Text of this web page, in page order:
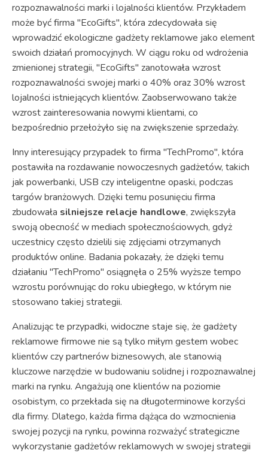
rozpoznawalności marki i lojalności klientów. Przykładem
może być firma "EcoGifts", która zdecydowała się
wprowadzić ekologiczne gadżety reklamowe jako element
swoich działań promocyjnych. W ciągu roku od wdrożenia
zmienionej strategii, "EcoGifts" zanotowała wzrost
rozpoznawalności swojej marki o 40% oraz 30% wzrost
lojalności istniejących klientów. Zaobserwowano także
wzrost zainteresowania nowymi klientami, co
bezpośrednio przełożyło się na zwiększenie sprzedaży.
Inny interesujący przypadek to firma "TechPromo", która
postawiła na rozdawanie nowoczesnych gadżetów, takich
jak powerbanki, USB czy inteligentne opaski, podczas
targów branżowych. Dzięki temu posunięciu firma
zbudowała silniejsze relacje handlowe, zwiększyła
swoją obecność w mediach społecznościowych, gdyż
uczestnicy często dzielili się zdjęciami otrzymanych
produktów online. Badania pokazały, że dzięki temu
działaniu "TechPromo" osiągnęła o 25% wyższe tempo
wzrostu porównując do roku ubiegłego, w którym nie
stosowano takiej strategii.
Analizując te przypadki, widoczne staje się, że gadżety
reklamowe firmowe nie są tylko miłym gestem wobec
klientów czy partnerów biznesowych, ale stanowią
kluczowe narzędzie w budowaniu solidnej i rozpoznawalnej
marki na rynku. Angażują one klientów na poziomie
osobistym, co przekłada się na długoterminowe korzyści
dla firmy. Dlatego, każda firma dążąca do wzmocnienia
swojej pozycji na rynku, powinna rozważyć strategiczne
wykorzystanie gadżetów reklamowych w swojej strategii